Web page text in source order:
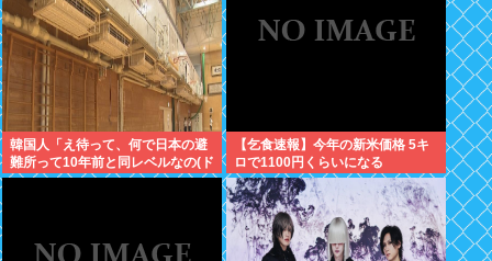
韓国人「え待って、何で日本の避
難所って10年前と同レベルなの(ド
ン引き
【乞食速報】今年の新米価格 5キ
ロで1100円くらいになる